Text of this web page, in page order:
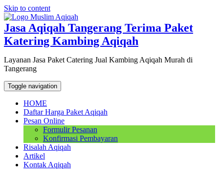
Skip to content
Jasa Aqiqah Tangerang Terima Paket
Katering Kambing Aqiqah
Layanan Jasa Paket Catering Jual Kambing Aqiqah Murah di
Tangerang
Toggle navigation
HOME
Daftar Harga Paket Aqiqah
Pesan Online
Formulir Pesanan
Konfirmasi Pembayaran
Risalah Aqiqah
Artikel
Kontak Aqiqah